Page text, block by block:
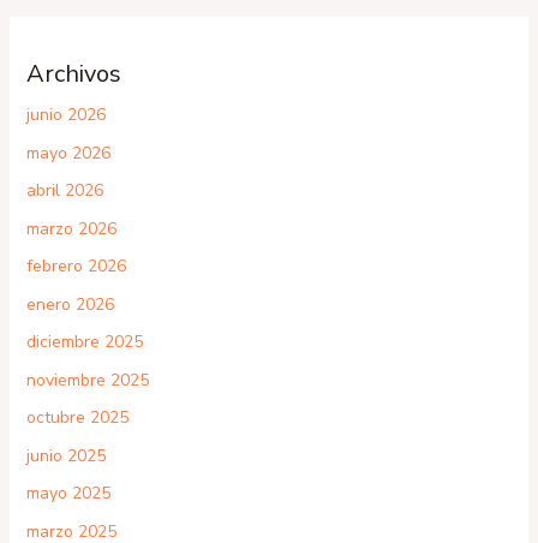
Archivos
junio 2026
mayo 2026
abril 2026
marzo 2026
febrero 2026
enero 2026
diciembre 2025
noviembre 2025
octubre 2025
junio 2025
mayo 2025
marzo 2025